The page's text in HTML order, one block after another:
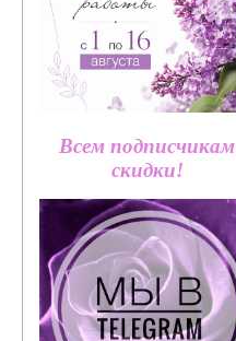
Всем подписчикам
скидки!